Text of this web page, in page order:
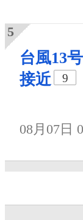
台風13
接近
9
08月07日